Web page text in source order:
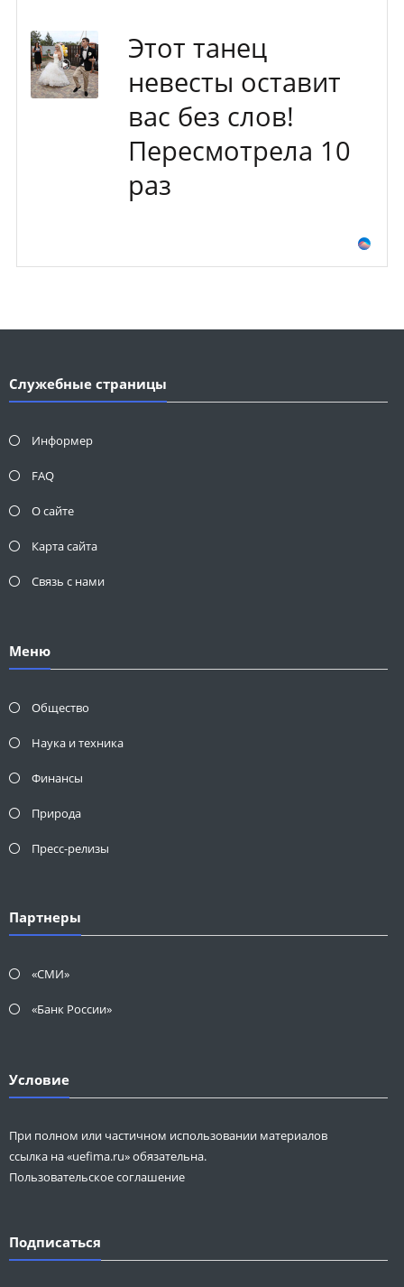
Этот танец
невесты оставит
вас без слов!
Пересмотрела 10
раз
Служебные страницы
Информер
FAQ
О сайте
Карта сайта
Связь с нами
Меню
Общество
Наука и техника
Финансы
Природа
Пресс-релизы
Партнеры
«СМИ»
«Банк России»
Условие
При полном или частичном использовании материалов
ссылка на «uefima.ru» обязательна.
Пользовательское соглашение
Подписаться